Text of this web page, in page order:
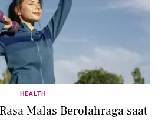
HEALTH
Malas Berolahraga saat